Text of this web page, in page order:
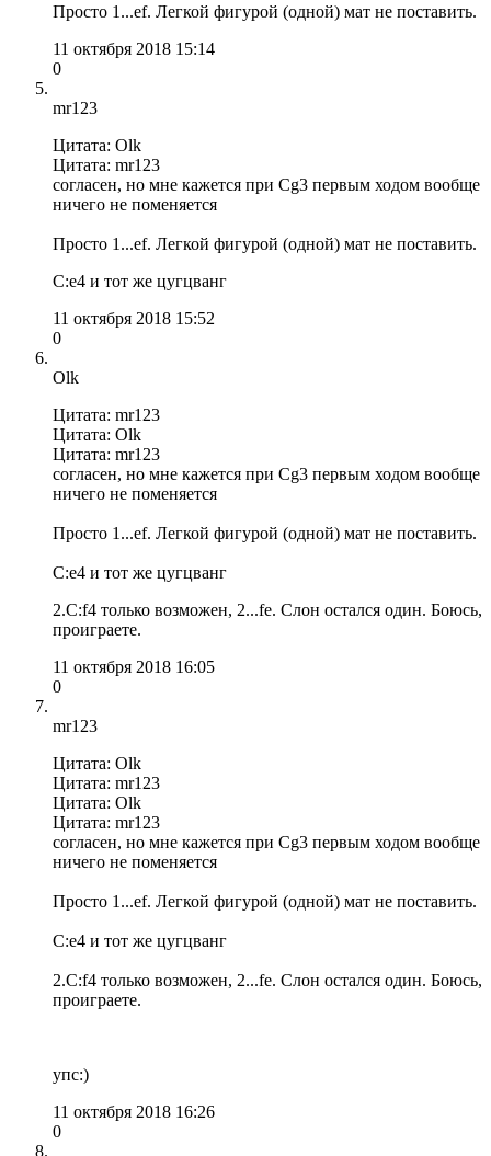
Просто 1...ef. Легкой фигурой (одной) мат не поставить.
11 октября 2018 15:14
0
mr123
Цитата: Olk
Цитата: mr123
согласен, но мне кажется при Сg3 первым ходом вообще
ничего не поменяется
Просто 1...ef. Легкой фигурой (одной) мат не поставить.
С:е4 и тот же цугцванг
11 октября 2018 15:52
0
Olk
Цитата: mr123
Цитата: Olk
Цитата: mr123
согласен, но мне кажется при Сg3 первым ходом вообще
ничего не поменяется
Просто 1...ef. Легкой фигурой (одной) мат не поставить.
С:е4 и тот же цугцванг
2.С:f4 только возможен, 2...fe. Слон остался один. Боюсь,
проиграете.
11 октября 2018 16:05
0
mr123
Цитата: Olk
Цитата: mr123
Цитата: Olk
Цитата: mr123
согласен, но мне кажется при Сg3 первым ходом вообще
ничего не поменяется
Просто 1...ef. Легкой фигурой (одной) мат не поставить.
С:е4 и тот же цугцванг
2.С:f4 только возможен, 2...fe. Слон остался один. Боюсь,
проиграете.
упс:)
11 октября 2018 16:26
0